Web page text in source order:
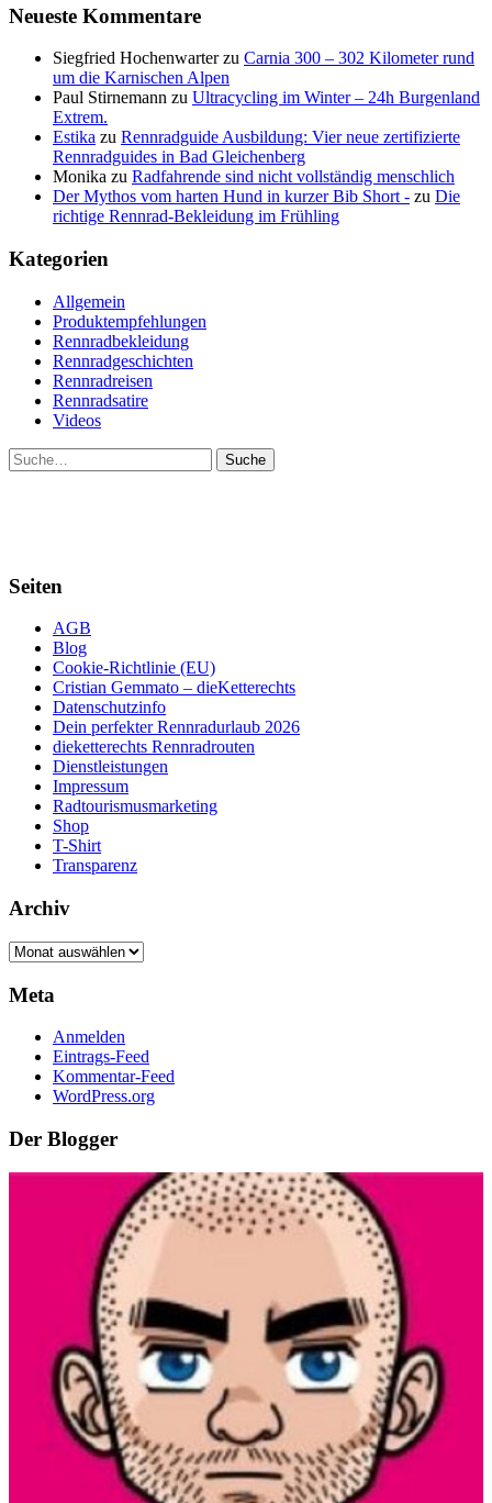
Neueste Kommentare
Siegfried Hochenwarterzu Carnia 300 – 302 Kilometer rund
um die Karnischen Alpen
Paul Stirnemann zu Ultracycling im Winter – 24h Burgenland
Extrem.
Estika zu Rennradguide Ausbildung: Vier neue zertifizierte
Rennradguides in Bad Gleichenberg
Monika zu Radfahrende sind nicht vollständig menschlich
Der Mythos vom harten Hund in kurzer Bib Short - zu Die
richtige Rennrad-Bekleidung im Frühling
Kategorien
Allgemein
Produktempfehlungen
Rennradbekleidung
Rennradgeschichten
Rennradreisen
Rennradsatire
Videos
Suche
Seiten
AGB
Blog
Cookie-Richtlinie (EU)
Cristian Gemmato – dieKetterechts
Datenschutzinfo
Dein perfekter Rennradurlaub 2026
dieketterechts Rennradrouten
Dienstleistungen
Impressum
Radtourismusmarketing
Shop
T-Shirt
Transparenz
Archiv
Archiv
Meta
Anmelden
Eintrags-Feed
Kommentar-Feed
WordPress.org
Der Blogger